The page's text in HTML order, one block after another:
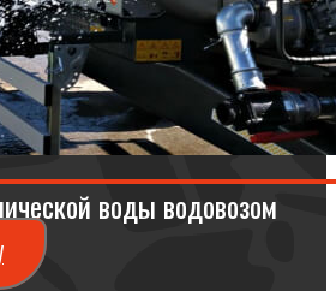
воды водовозом